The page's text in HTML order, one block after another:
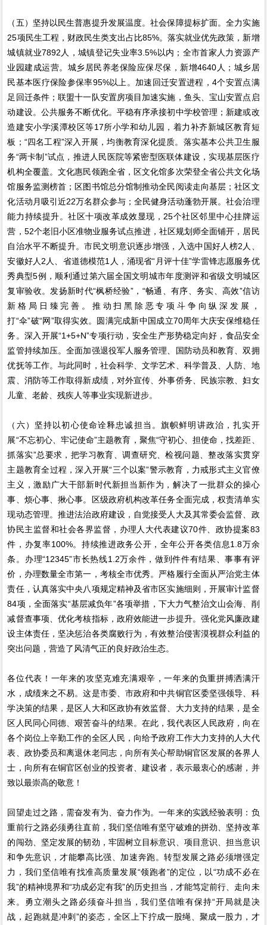
（五）坚持以民生普惠提升发展温度。社会保障提标扩面。全力实施
25项民生工程，财政民生类支出占比85%。落实就业优先政策，新增
城镇就业7892人，城镇登记失业率3.5%以内；全市首家人力资源产
业园建成运营。城乡居民养老保险应保尽保，新增4640人；城乡居
民基本医疗保险参保率95%以上。加速回迁安置进程，4个安置点满
足回迁条件；联盟十一队安置房项目加速实施，鱼头、宝山安置点启
动建设。公共服务不断优化。平稳有序承接初中学校管理；新建或改
造建安小学溪潭校区等17所小学和幼儿园，着力补齐新城区教育短
板；“四名工程”深入开展，均衡教育深化提质。落实基本公共卫生服
务“两卡制”试点，推进人民医院等紧密型医联体建设，实现基层医疗
机构全覆盖。文化惠民领跑全省，区文化馆多次荣登全省公共文化场
馆服务监测榜首；区图书馆总分馆制推动全民阅读走向基层；社区文
化活动月吸引近22万名群众参与；全民健身活动蓬勃开展。社会治理
能力持续提升。社区十项改革成效显现，25个社区邻里中心挂牌运
营，52个老旧小区准物业服务试点推进，社区规划师全面铺开，居民
自治水平不断提升。市民文明意识逐步增强，入选中国好人榜2人、
安徽好人2人、省道德模范1人，涌现省“月评十佳”学雷锋志愿服务优
秀典型5例，顺利通过第六届全国文明城市年度测评和省级文明城区
复审验收。发扬新时代“枫桥经验”，“畅通、有序、务实、高效”信访
新格局日臻完善。推动扫黑除恶专项斗争向纵深发展，
打“伞”破“网”取得实效。圆满完成新中国成立70周年大庆安保维稳任
务。深入开展“1+5+N”专项行动，安全生产形势稳定向好，食品安全
监管持续加压。全面加强退役军人服务管理、国防动员和教育、双拥
优抚等工作。与此同时，社会科学、文学艺术、科学普及、人防、地
震、消防等工作取得新成绩，对外宣传、外事侨务、民族宗教、妇女
儿童、老龄、残疾人等事业实现新进步。
（六）坚持以初心使命诠释忠诚担当。旗帜鲜明讲政治，扎实开
展“不忘初心、牢记使命”主题教育，聚焦“守初心、担使命，找差距、
抓落实”总要求，把学习教育、调查研究、检视问题、整改落实贯穿
主题教育全过程，深入开展“三个以案”警示教育，力戒形式主义官僚
主义，激励广大干部新时代新担当新作为，解决了一批群众的操心
事、烦心事、揪心事。区级政府机构改革任务全面完成，权责清单实
现动态管理。推进法治政府建设，自觉接受人大及其常委会监督、政
协民主监督和社会各界监督，办理人大代表建议70件、政协提案83
件，办复率100%。持续推进政务公开，全年公开各类信息1.8万余
条。办理“12345”市长热线1.2万余件，做到件件有结果、事事有评
价，办理数量全市第一，考核全市优秀。严格履行全面从严治党主体
责任，认真落实中央八项规定精神及省市区实施细则，开展审计监督
84项，全面落实“基层减负年”各项举措，下大力气整治文山会海、削
减督查事项、优化考核指标，政府效能进一步提升。强化党风廉政建
设主体责任，坚决惩治各类腐败行为，有效整治侵害漠视群众利益的
突出问题，营造了风清气正的良好政治生态。
各位代表！一年来的攻坚克难充满艰辛，一年来的负重拼搏洒满汗
水，成绩来之不易。这是市委、市政府和中共铜官区委坚强领导、科
学决策的结果，是区人大和区政协有效监督、大力支持的结果，是全
区人民同心同德、艰苦奋斗的结果。在此，我代表区人民政府，向在
各个岗位上辛勤工作的全区人民，向给予政府工作大力支持的人大代
表、政协委员和离退休老同志，向所有关心帮助铜官区发展的各界人
士，向所有在铜官区创业的投资者、建设者，表示最衷心的感谢，并
致以最崇高的敬意！
回望走过之路，需奋发有为、奋力作为。一年来的实践经验表明：负
重前行之路必须勇往直前，我们坚信唯有坚守破难的拼劲、坚持改革
的闯劲、坚定发展的韧劲，牢固树立目标意识、项目意识、担当意识
和争先意识，才能攀高比强、加速奔跑。转型发展之路必须增强定
力，我们坚信唯有找准高质量发展“领跑者”的定位，以“功成不必在
我”的精神境界和“功成必定有我”的历史担当，才能笃定前行、走向未
来。勇立潮头之路必须奋斗担当，我们坚信唯有保持“开局就是决
战，起跑就是冲刺”的姿态，全区上下拧成一股绳、聚成一股力，才